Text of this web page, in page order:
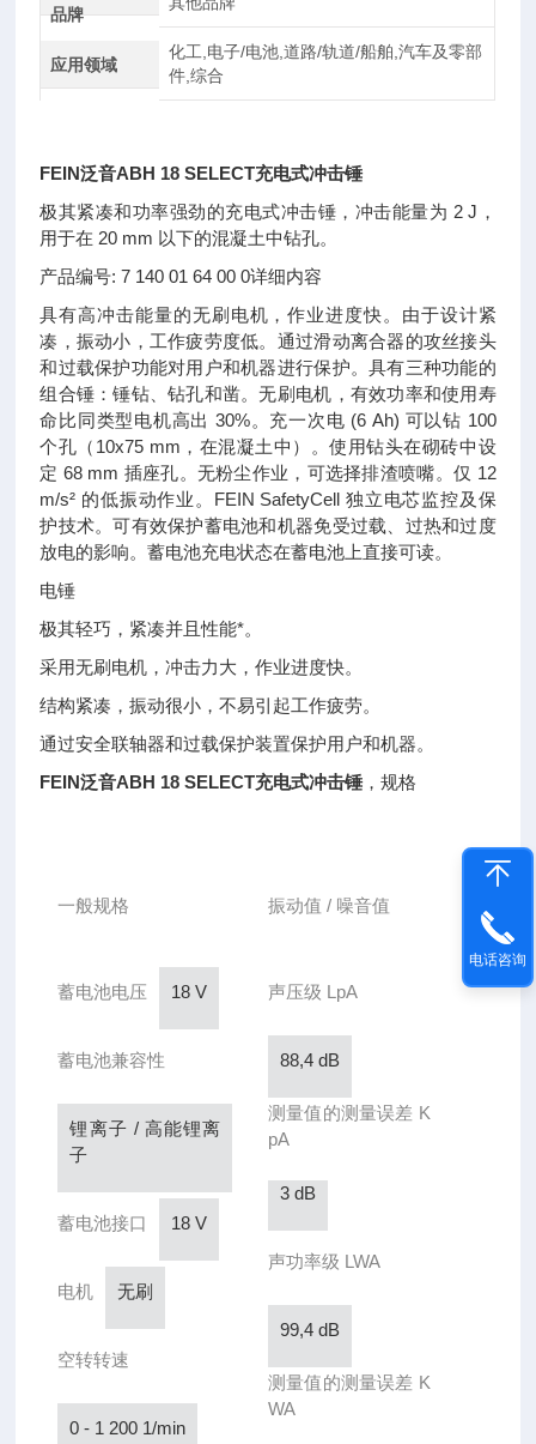
品牌
应用领域
化工,电子/电池,道路/轨道/船舶,汽车及零部
件,综合
FEIN泛音ABH 18 SELECT充电式冲击锤
极其紧凑和功率强劲的充电式冲击锤，冲击能量为 2 J，
用于在 20 mm 以下的混凝土中钻孔。
产品编号: 7 140 01 64 00 0详细内容
具有高冲击能量的无刷电机，作业进度快。由于设计紧
凑，振动小，工作疲劳度低。通过滑动离合器的攻丝接头
和过载保护功能对用户和机器进行保护。具有三种功能的
组合锤：锤钻、钻孔和凿。无刷电机，有效功率和使用寿
命比同类型电机高出 30%。充一次电 (6 Ah) 可以钻 100
个孔（10x75 mm，在混凝土中）。使用钻头在砌砖中设
定 68 mm 插座孔。无粉尘作业，可选择排渣喷嘴。仅 12
m/s² 的低振动作业。FEIN SafetyCell 独立电芯监控及保
护技术。可有效保护蓄电池和机器免受过载、过热和过度
放电的影响。蓄电池充电状态在蓄电池上直接可读。
电锤
极其轻巧，紧凑并且性能*。
采用无刷电机，冲击力大，作业进度快。
结构紧凑，振动很小，不易引起工作疲劳。
通过安全联轴器和过载保护装置保护用户和机器。
FEIN泛音ABH 18 SELECT充电式冲击锤，规格
一般规格
蓄电池电压 18 V
蓄电池兼容性
锂离子 / 高能锂离
子
蓄电池接口 18 V
电机 无刷
空转转速
0 - 1 200 1/min
振动值 / 噪音值
声压级 LpA
88,4 dB
测量值的测量误差 K
pA
3 dB
声功率级 LWA
99,4 dB
测量值的测量误差 K
WA
电话咨询